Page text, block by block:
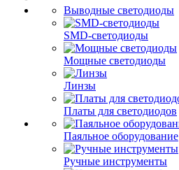
Выводные светодиоды
SMD-светодиоды
Мощные светодиоды
Линзы
Платы для светодиодов
Паяльное оборудование
Ручные инструменты